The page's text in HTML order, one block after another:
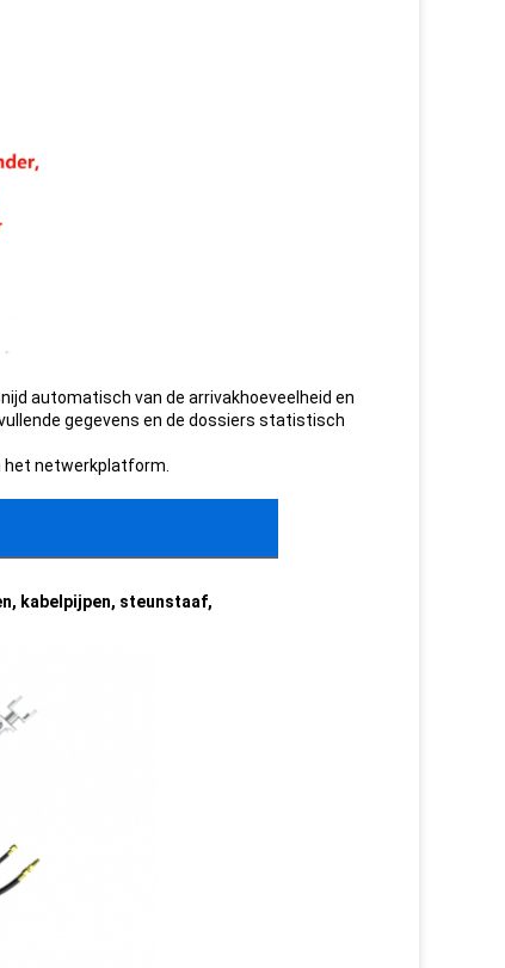
automatisch van de arrivakhoeveelheid en
gegevens en de dossiers statistisch
het netwerkplatform.
kabelpijpen, steunstaaf,